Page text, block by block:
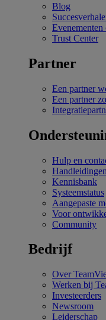
Blog
Evenementen
Trust Center
Partner
Een partner
Een partner
Hulp en
Handleidingen
Kennisbank
Systeemstatus
Aangepaste
Voor
Community
Bedrijf
Over
Werken bij
Investeerders
Newsroom
Leiderschap